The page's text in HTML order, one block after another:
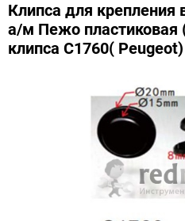
Клипса для крепления
а/м Пежо пластиковая
клипса C1760( Peugeot)